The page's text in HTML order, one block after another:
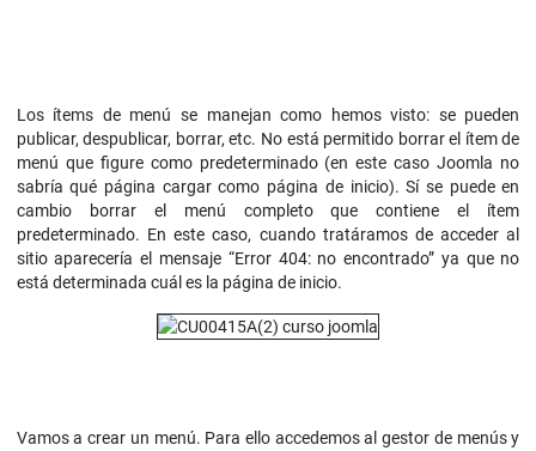
Los ítems de menú se manejan como hemos visto: se pueden
publicar, despublicar, borrar, etc. No está permitido borrar el ítem de
menú que figure como predeterminado (en este caso Joomla no
sabría qué página cargar como página de inicio). Sí se puede en
cambio borrar el menú completo que contiene el ítem
predeterminado. En este caso, cuando tratáramos de acceder al
sitio aparecería el mensaje “Error 404: no encontrado” ya que no
está determinada cuál es la página de inicio.
Vamos a crear un menú. Para ello accedemos al gestor de menús y